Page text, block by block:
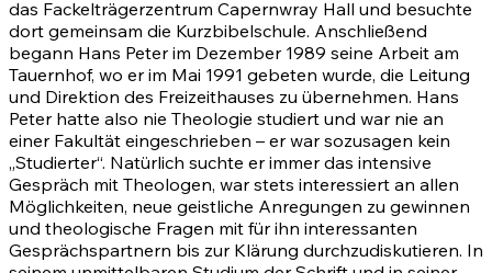
das Fackelträgerzentrum Capernwray Hall und besuchte
dort gemeinsam die Kurzbibelschule. Anschließend
begann Hans Peter im Dezember 1989 seine Arbeit am
Tauernhof, wo er im Mai 1991 gebeten wurde, die Leitung
und Direktion des Freizeithauses zu übernehmen. Hans
Peter hatte also nie Theologie studiert und war nie an
einer Fakultät eingeschrieben – er war sozusagen kein
„Studierter“. Natürlich suchte er immer das intensive
Gespräch mit Theologen, war stets interessiert an allen
Möglichkeiten, neue geistliche Anregungen zu gewinnen
und theologische Fragen mit für ihn interessanten
Gesprächspartnern bis zur Klärung durchzudiskutieren. In